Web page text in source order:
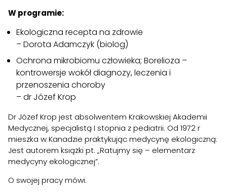
W programie:
Ekologiczna recepta na zdrowie
– Dorota Adamczyk (biolog)
Ochrona mikrobiomu człowieka; Borelioza –
kontrowersje wokół diagnozy, leczenia i
przenoszenia choroby
– dr Józef Krop
Dr Józef Krop jest absolwentem Krakowskiej Akademii
Medycznej, specjalistą I stopnia z pediatrii. Od 1972 r
mieszka w Kanadzie praktykując medycynę ekologiczną.
Jest autorem książki pt. „Ratujmy się – elementarz
medycyny ekologicznej”.
O swojej pracy mówi: